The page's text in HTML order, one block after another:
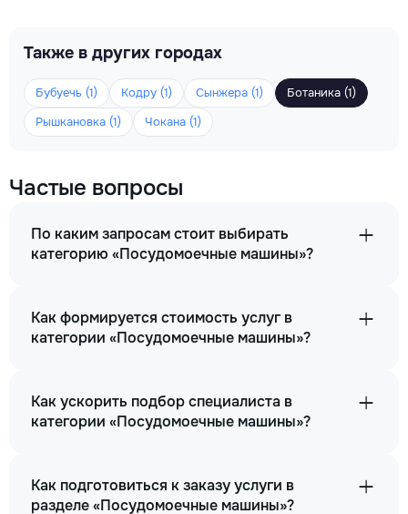
Также в других городах
Бубуечь (1) Кодру (1) Сынжера (1)
Ботаника (1)
Рышкановка (1)
Чокана (1)
Частые вопросы
По каким запросам стоит выбирать
категорию «Посудомоечные машины»?
Как формируется стоимость услуг в
категории «Посудомоечные машины»?
Как ускорить подбор специалиста в
категории «Посудомоечные машины»?
Как подготовиться к заказу услуги в
разделе «Посудомоечные машины»?